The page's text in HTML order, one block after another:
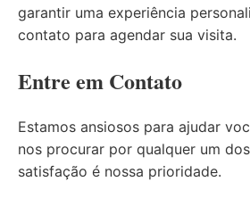
garantir uma experiência
contato para agendar sua visita.
Entre em Contato
Estamos ansiosos para ajudar
nos procurar por qualquer um
satisfação é nossa prioridade.